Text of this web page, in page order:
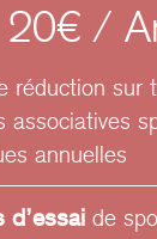
20€ /
réduction sur
associatives
annuelles
d’essaide